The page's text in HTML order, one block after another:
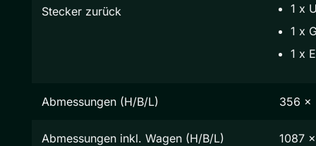
Stecker zurück
1 x
1 x
1 x
Abmessungen (H/B/L) 356 x
Abmessungen inkl. Wagen (H/B/L) 1087